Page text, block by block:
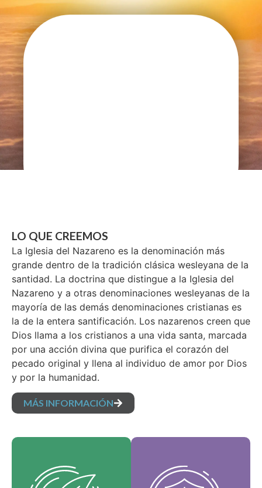
LO QUE CREEMOS
La Iglesia del Nazareno es la denominación más
grande dentro de la tradición clásica wesleyana de la
santidad. La doctrina que distingue a la Iglesia del
Nazareno y a otras denominaciones wesleyanas de la
mayoría de las demás denominaciones cristianas es
la de la entera santificación. Los nazarenos creen que
Dios llama a los cristianos a una vida santa, marcada
por una acción divina que purifica el corazón del
pecado original y llena al individuo de amor por Dios
y por la humanidad.
MÁS INFORMACIÓN
Nuestros Artículos de
creencias
fundamentales y
Nuestros Valores
constituyen la esencia
de nuestra identidad,